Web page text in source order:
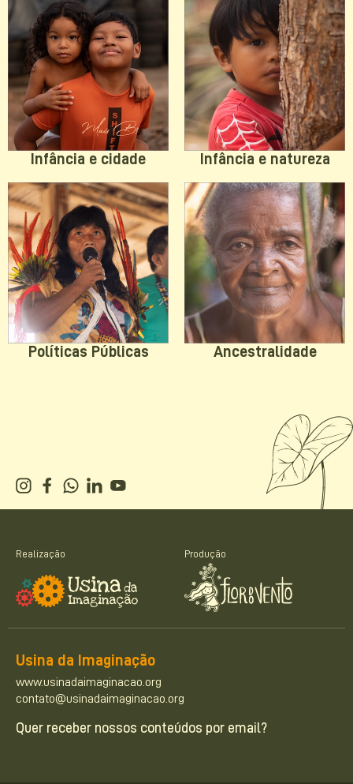
Infância e cidade Infância e natureza
Políticas Públicas Ancestralidade
Realização Produção
Usina da Imaginação
www.usinadaimaginacao.org
contato@usinadaimaginacao.org
Quer receber nossos conteúdos por email?